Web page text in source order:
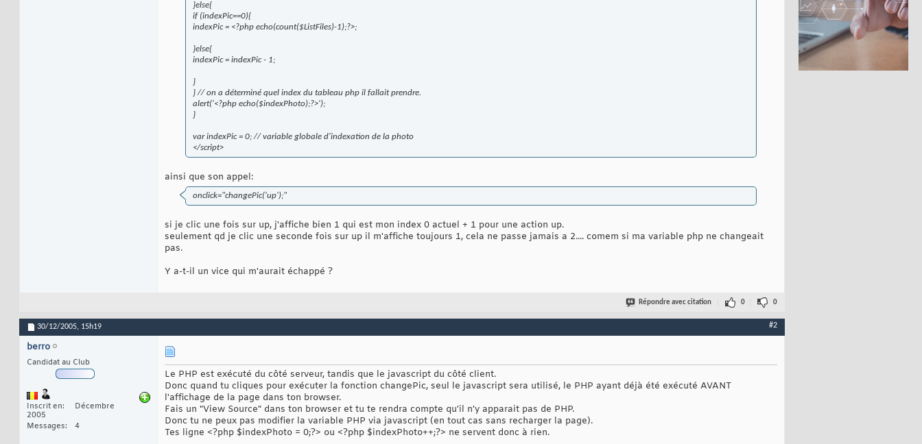
}else{
if (indexPic==0){
indexPic = <?php echo(count($ListFiles)-1);?>;
}else{
indexPic = indexPic - 1;
}
} // on a déterminé quel index du tableau php il fallait prendre.
alert('<?php echo($indexPhoto);?>');
}
var indexPic = 0; // variable globale d'indexation de la photo
</script>
ainsi que son appel:
onclick="changePic('up');"
si je clic une fois sur up, j'affiche bien 1 qui est mon index 0 actuel + 1 pour une action up.
seulement qd je clic une seconde fois sur up il m'affiche toujours 1, cela ne passe jamais a 2.... comem si ma variable php ne changeait
pas.
Y a-t-il un vice qui m'aurait échappé ?
Répondre avec citation 0 0
30/12/2005, 15h19 #2
berro
Candidat au Club
Inscrit en
Décembre
2005
Messages
4
Le PHP est exécuté du côté serveur, tandis que le javascript du côté client.
Donc quand tu cliques pour exécuter la fonction changePic, seul le javascript sera utilisé, le PHP ayant déjà été exécuté AVANT
l'affichage de la page dans ton browser.
Fais un "View Source" dans ton browser et tu te rendra compte qu'il n'y apparait pas de PHP.
Donc tu ne peux pas modifier la variable PHP via javascript (en tout cas sans recharger la page).
Tes ligne <?php $indexPhoto = 0;?> ou <?php $indexPhoto++;?> ne servent donc à rien.